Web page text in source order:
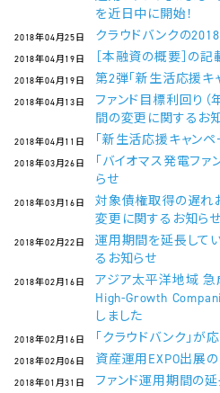
を近日中に開始！
2018年04月25日 クラウドバンクの
2018年04月19日 ［本融資の概要］の
2018年04月19日 第2弾「新生活応援キ
2018年04月13日
ファンド目標利回り（
間の変更に関するお
2018年04月11日 「新生活応援キャンペ
2018年03月26日
「バイオマス発電ファ
らせ
2018年03月16日
対象債権取得の遅れ
変更に関するお知らせ
2018年02月22日
運用期間を延長して
るお知らせ
2018年02月16日
アジア太平洋地域 急
High-Growth
しました
2018年02月16日 「クラウドバンク」
2018年02月06日 資産運用EXPO出展
2018年01月31日 ファンド運用期間の